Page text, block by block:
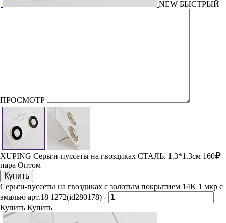
NEW БЫСТРЫЙ
ПРОСМОТР
XUPING Серьги-пуссеты на гвоздиках СТАЛЬ. 1.3*1.3см 160
пара Оптом
Купить
Серьги-пуссеты на гвоздиках с золотым покрытием 14K 1 мкр с
эмалью арт.18 1272(id280178) -
+
Купить Купить